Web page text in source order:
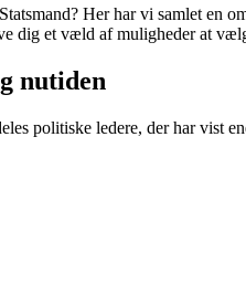
Her har vi samlet en
dig et væld af muligheder at
nutiden
politiske ledere, der har vist